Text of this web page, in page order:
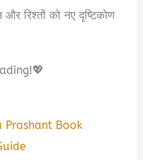
रिश्तों को नए दृष्टिकोण
Prashant Book